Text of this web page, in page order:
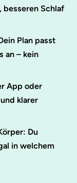
besseren Schlaf
Plan passt
an – kein
App oder
klarer
Du
in welchem